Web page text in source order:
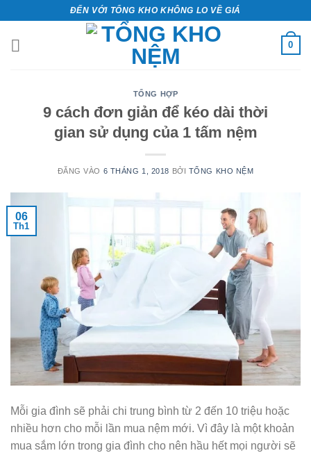
nội
ĐẾN VỚI TỔNG KHO KHÔNG LO VỀ GIÁ
0
TỔNG HỢP
9 cách đơn giản để kéo dài thời
gian sử dụng của 1 tấm nệm
ĐĂNG VÀO 6 THÁNG 1, 2018 BỞI TỔNG KHO NỆM
06
Th1
Mỗi gia đình sẽ phải chi trung bình từ 2 đến 10 triệu hoặc
nhiều hơn cho mỗi lần mua nệm mới. Vì đây là một khoản
mua sắm lớn trong gia đình cho nên hầu hết mọi người sẽ